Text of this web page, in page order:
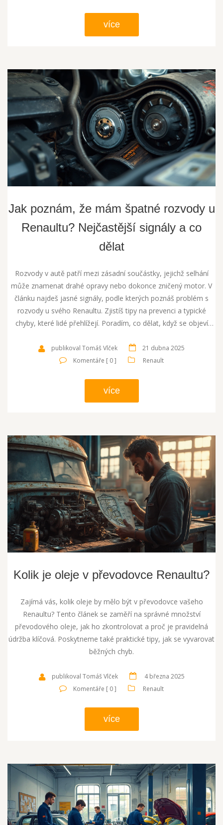
více
Jak poznám, že mám špatné rozvody u
Renaultu? Nejčastější signály a co
dělat
Rozvody v autě patří mezi zásadní součástky, jejichž selhání
může znamenat drahé opravy nebo dokonce zničený motor. V
článku najdeš jasné signály, podle kterých poznáš problém s
rozvody u svého Renaultu. Zjistíš tipy na prevenci a typické
chyby, které lidé přehlížejí. Poradím, co dělat, když se objeví
konkrétní rady přímo pro majitele Renaultů.
publikoval Tomáš Vlček
21 dubna 2025
Komentáře [ 0 ]
Renault
více
Kolik je oleje v převodovce Renaultu?
Zajímá vás, kolik oleje by mělo být v převodovce vašeho
Renaultu? Tento článek se zaměří na správné množství
převodového oleje, jak ho zkontrolovat a proč je pravidelná
údržba klíčová. Poskytneme také praktické tipy, jak se vyvarovat
běžných chyb.
publikoval Tomáš Vlček
4 března 2025
Komentáře [ 0 ]
Renault
více